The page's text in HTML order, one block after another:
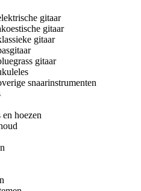
gitaar
gitaar
gitaar
gitaar
snaarinstrumenten
hoezen